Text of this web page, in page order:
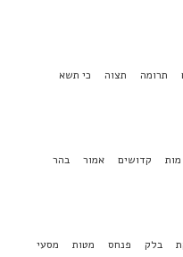
תרומה תצוה כי תשא
קדושים אמור בהר
בלק פנחס מטות מסעי